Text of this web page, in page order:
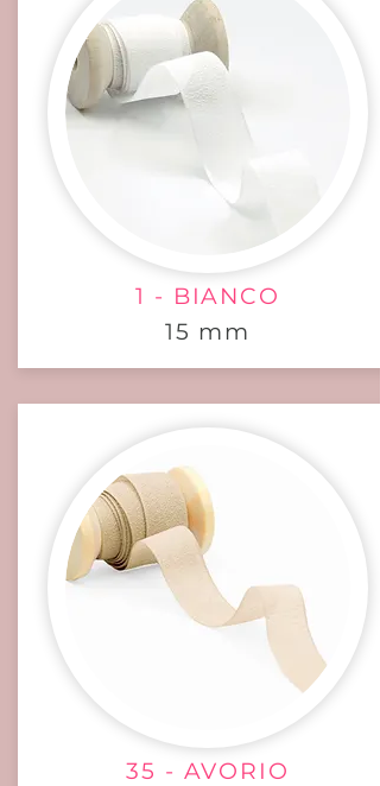
1 - BIANCO
15 mm
35 - AVORIO